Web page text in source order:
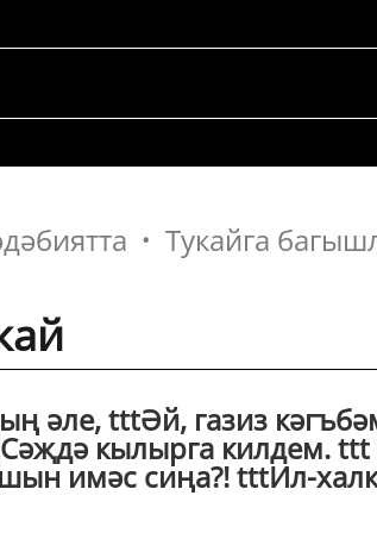
Тукайга
әле, tttӘй, газиз
кылырга килдем.
имәс сиңа?! tttИл-